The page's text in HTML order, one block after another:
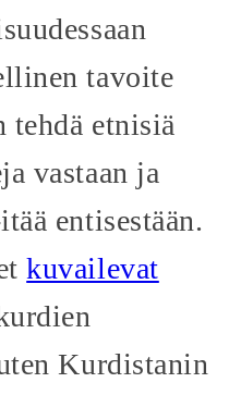
tavoite
tehdä etnisiä
vastaan ja
entisestään.
kuvailevat
Kurdistanin